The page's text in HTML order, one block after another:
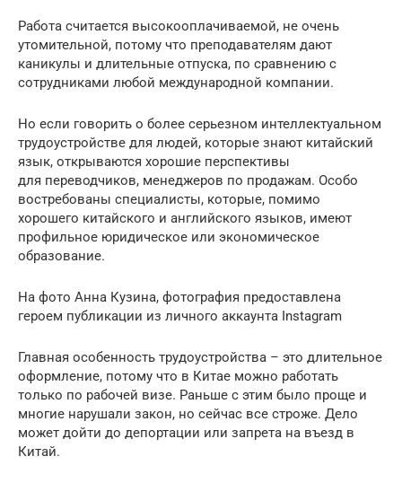
Работа считается высокооплачиваемой, не очень
утомительной, потому что преподавателям дают
каникулы и длительные отпуска, по сравнению с
сотрудниками любой международной компании.
Но если говорить о более серьезном интеллектуальном
трудоустройстве для людей, которые знают китайский
язык, открываются хорошие перспективы
для переводчиков, менеджеров по продажам. Особо
востребованы специалисты, которые, помимо
хорошего китайского и английского языков, имеют
профильное юридическое или экономическое
образование.
На фото Анна Кузина, фотография предоставлена
героем публикации из личного аккаунта Instagram
Главная особенность трудоустройства – это длительное
оформление, потому что в Китае можно работать
только по рабочей визе. Раньше с этим было проще и
многие нарушали закон, но сейчас все строже. Дело
может дойти до депортации или запрета на въезд в
Китай.